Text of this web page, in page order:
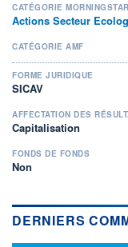
CATÉGORIE MORNINGSTAR
Actions Secteur
CATÉGORIE AMF
FORME JURIDIQUE
SICAV
AFFECTATION DES
Capitalisation
FONDS DE FONDS
Non
DERNIERS